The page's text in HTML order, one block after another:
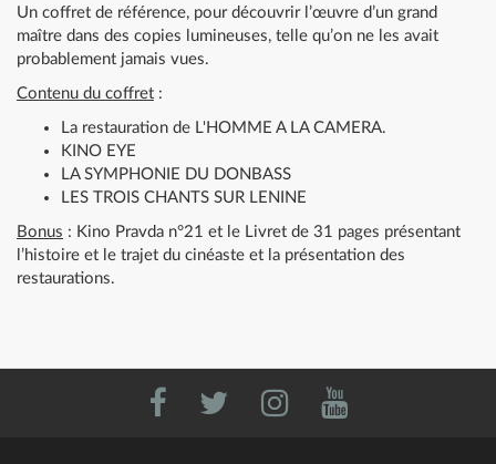
Un coffret de référence, pour découvrir l’œuvre d’un grand
maître dans des copies lumineuses, telle qu’on ne les avait
probablement jamais vues.
Contenu du coffret :
La restauration de L'HOMME A LA CAMERA.
KINO EYE
LA SYMPHONIE DU DONBASS
LES TROIS CHANTS SUR LENINE
Bonus : Kino Pravda n°21 et le Livret de 31 pages présentant
l’histoire et le trajet du cinéaste et la présentation des
restaurations.